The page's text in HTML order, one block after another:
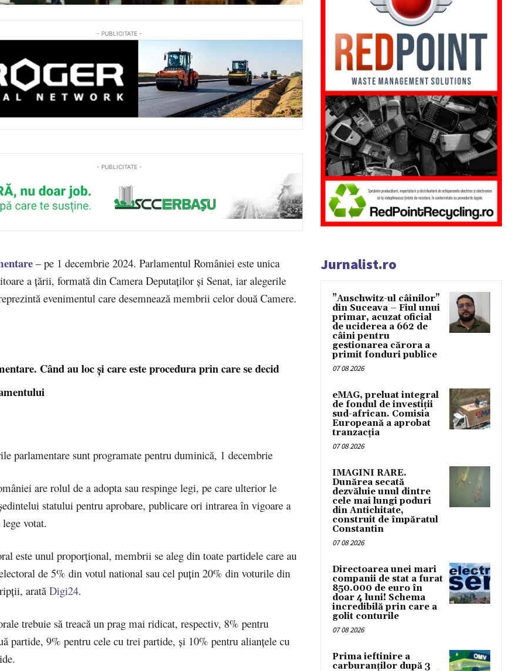
- PUBLICITATE -
- PUBLICITATE -
– pe 1 decembrie 2024. Parlamentul României este unica
a țării, formată din Camera Deputaților și Senat, iar alegerile
evenimentul care desemnează membrii celor două Camere.
Când au loc și care este procedura prin care se decid
parlamentare sunt programate pentru duminică, 1 decembrie
are rolul de a adopta sau respinge legi, pe care ulterior le
statului pentru aprobare, publicare ori intrarea în vigoare a
votat.
este unul proporțional, membrii se aleg din toate partidele care au
de 5% din votul national sau cel puțin 20% din voturile din
arată Digi24.
trebuie să treacă un prag mai ridicat, respectiv, 8% pentru
partide, 9% pentru cele cu trei partide, și 10% pentru alianțele cu
Jurnalist.ro
”Auschwitz-ul câinilor”
din Suceava – Fiul unui
primar, acuzat oficial
de uciderea a 662 de
câini pentru
gestionarea cărora a
primit fonduri publice
07 08 2026
eMAG, preluat integral
de fondul de investiții
sud-african. Comisia
Europeană a aprobat
tranzacția
07 08 2026
IMAGINI RARE.
Dunărea secată
dezvăluie unul dintre
cele mai lungi poduri
din Antichitate,
construit de împăratul
Constantin
07 08 2026
Directoarea unei mari
companii de stat a furat
850.000 de euro în
doar 4 luni! Schema
incredibilă prin care a
golit conturile
07 08 2026
Prima ieftinire a
carburanților după 3